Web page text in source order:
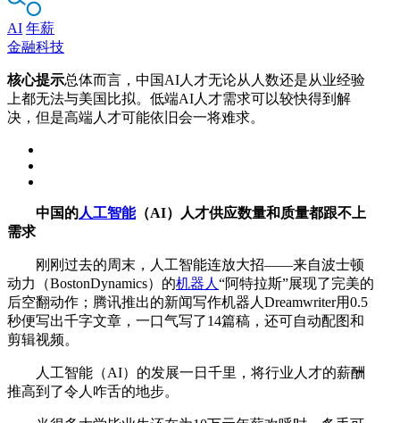
AI 年薪
金融科技
核心提示总体而言，中国AI人才无论从人数还是从业经验
上都无法与美国比拟。低端AI人才需求可以较快得到解
决，但是高端人才可能依旧会一将难求。
中国的人工智能（AI）人才供应数量和质量都跟不上
需求
刚刚过去的周末，人工智能连放大招——来自波士顿
动力（BostonDynamics）的机器人 “阿特拉斯”展现了完美的
后空翻动作；腾讯推出的新闻写作机器人Dreamwriter用0.5
秒便写出千字文章，一口气写了14篇稿，还可自动配图和
剪辑视频。
人工智能（AI）的发展一日千里，将行业人才的薪酬
推高到了令人咋舌的地步。